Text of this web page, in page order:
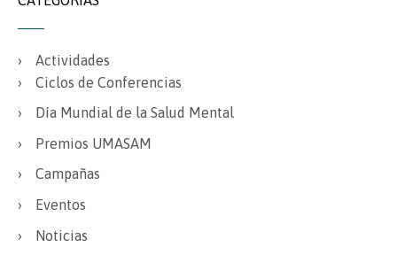
Actividades
Ciclos de Conferencias
Día Mundial de la Salud Mental
Premios UMASAM
Campañas
Eventos
Noticias